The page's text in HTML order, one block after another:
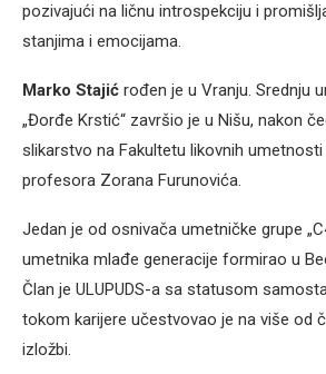
pozivajući na ličnu introspekciju i
stanjima i emocijama.
Marko Stajić rođen je u Vranju. Srednju
„Đorđe Krstić“ završio je u Nišu, nakon
slikarstvo na Fakultetu likovnih umetnosti
profesora Zorana Furunovića.
Jedan je od osnivača umetničke grupe
umetnika mlađe generacije formirao u
Član je ULUPUDS-a sa statusom
tokom karijere učestvovao je na više od
izložbi.